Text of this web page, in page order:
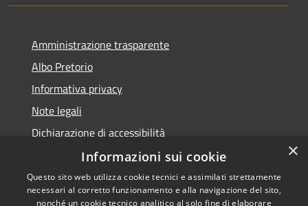
Amministrazione trasparente
Albo Pretorio
Informativa privacy
Note legali
Dichiarazione di accessibilità
×
Informazioni sui cookie
Questo sito web utilizza cookie tecnici e assimilati strettamente
necessari al corretto funzionamento e alla navigazione del sito,
nonché un cookie tecnico analitico al solo fine di elaborare